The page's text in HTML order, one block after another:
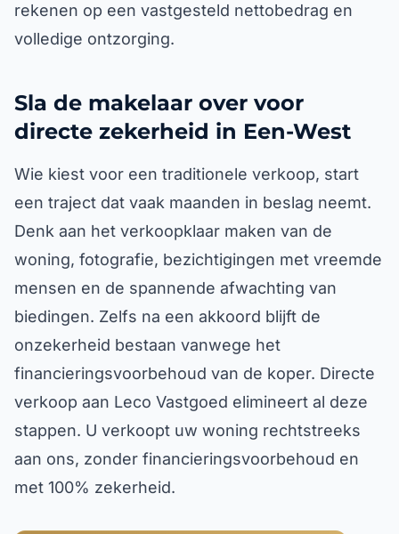
rekenen op een vastgesteld nettobedrag en
volledige ontzorging.
Sla de makelaar over voor
directe zekerheid in Een-West
Wie kiest voor een traditionele verkoop, start
een traject dat vaak maanden in beslag neemt.
Denk aan het verkoopklaar maken van de
woning, fotografie, bezichtigingen met vreemde
mensen en de spannende afwachting van
biedingen. Zelfs na een akkoord blijft de
onzekerheid bestaan vanwege het
financieringsvoorbehoud van de koper. Directe
verkoop aan Leco Vastgoed elimineert al deze
stappen. U verkoopt uw woning rechtstreeks
aan ons, zonder financieringsvoorbehoud en
met 100% zekerheid.